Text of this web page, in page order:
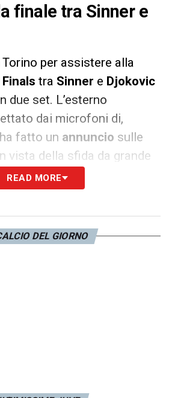
finale tra Sinner e
Torino per assistere alla
tra Sinner e Djokovic
due set. L’esterno
dai microfoni di,
fatto un annuncio sulle
vista della sfida da grande
. Queste le parole del
si è visto pochissimo in
Come sto? Sto bene
READ MORE
DEL GIORNO